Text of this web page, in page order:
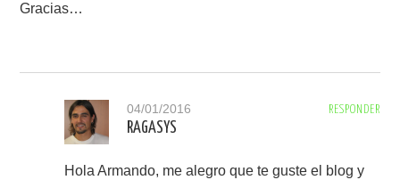
Gracias…
RESPONDER
04/01/2016
RAGASYS
Hola Armando, me alegro que te guste el blog y